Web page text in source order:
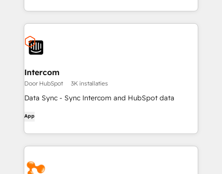
Intercom
Door HubSpot 3K installaties
Data Sync - Sync Intercom and HubSpot data
App